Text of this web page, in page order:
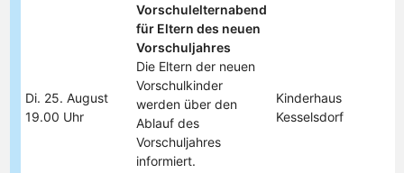
Di. 25. August
19.00 Uhr
Vorschulelternabend
für Eltern des neuen
Vorschuljahres
Die Eltern der neuen
Vorschulkinder
werden über den
Ablauf des
Vorschuljahres
informiert.
Kinderhaus
Kesselsdorf